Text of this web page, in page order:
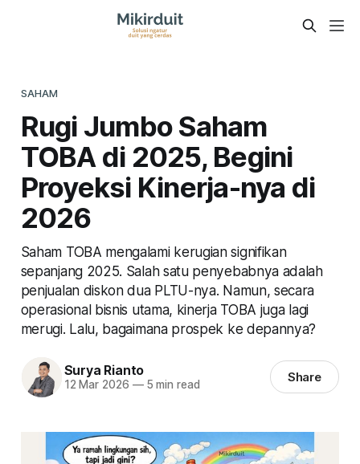
SAHAM
Rugi Jumbo Saham
TOBA di 2025, Begini
Proyeksi Kinerja-nya di
2026
Saham TOBA mengalami kerugian signifikan
sepanjang 2025. Salah satu penyebabnya adalah
penjualan diskon dua PLTU-nya. Namun, secara
operasional bisnis utama, kinerja TOBA juga lagi
merugi. Lalu, bagaimana prospek ke depannya?
Surya Rianto
12 Mar 2026 —5 min read Share